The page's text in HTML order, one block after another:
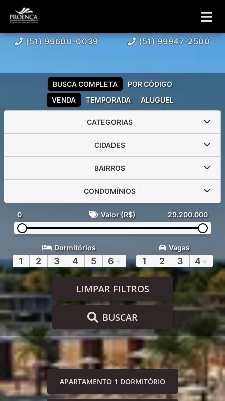
(51) 99600-0039 (51) 99947-2500
VENDA TEMPORADA ALUGUEL
BUSCA COMPLETA POR CÓDIGO
CATEGORIAS
CIDADES
BAIRROS
CONDOMÍNIOS
0 Valor (R$) 29.200.000
Dormitórios
1 2 3 4 5 6 +
Vagas
1 2 3 4 +
LIMPAR FILTROS
BUSCAR
APARTAMENTO 1 DORMITÓRIO